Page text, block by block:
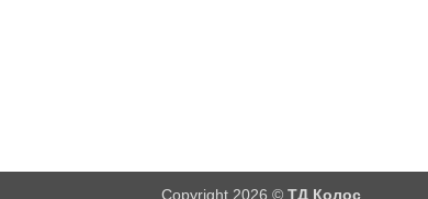
Copyright 2026 © ТД Колос